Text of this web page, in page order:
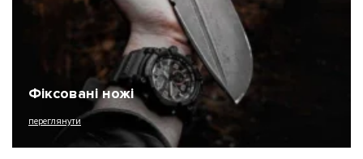
Фіксовані ножі
переглянути